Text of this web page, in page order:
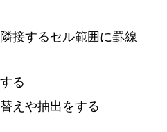
接するセル範囲に罫線
る
えや抽出をする